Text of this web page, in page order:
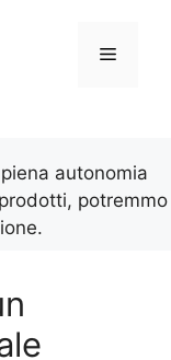
Menu
autonomia
potremmo